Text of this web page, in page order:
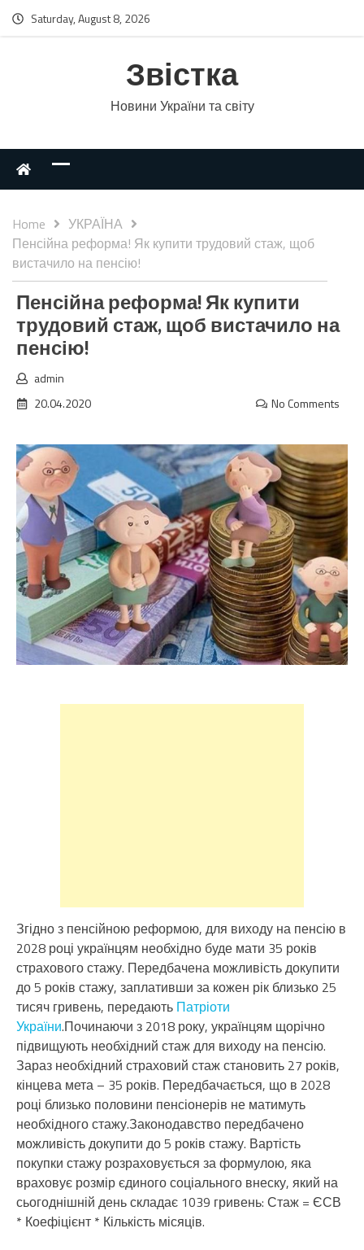
Saturday, August 8, 2026
Звістка
Новини України та світу
Home
УКРАЇНА
Пенсійна реформа! Як купити трудовий стаж, щоб
вистачило на пенсію!
Пенсійна реформа! Як купити
трудовий стаж, щоб вистачило на
пенсію!
admin
20.04.2020
No Comments
Згідно з пенсійною реформою, для виходу на пенсію в
2028 році українцям необхідно буде мати 35 років
страхового стажу. Передбачена можливість докупити
до 5 років стажу, заплативши за кожен рік близько 25
тисяч гривень, передають Патріоти
України.Починаючи з 2018 року, українцям щорічно
підвищують необхідний стаж для виходу на пенсію.
Зараз необхідний страховий стаж становить 27 років,
кінцева мета – 35 років. Передбачається, що в 2028
році близько половини пенсіонерів не матимуть
необхідного стажу.Законодавство передбачено
можливість докупити до 5 років стажу. Вартість
покупки стажу розраховується за формулою, яка
враховує розмір єдиного соціального внеску, який на
сьогоднішній день складає 1039 гривень: Стаж = ЄСВ
* Коефіцієнт * Кількість місяців.